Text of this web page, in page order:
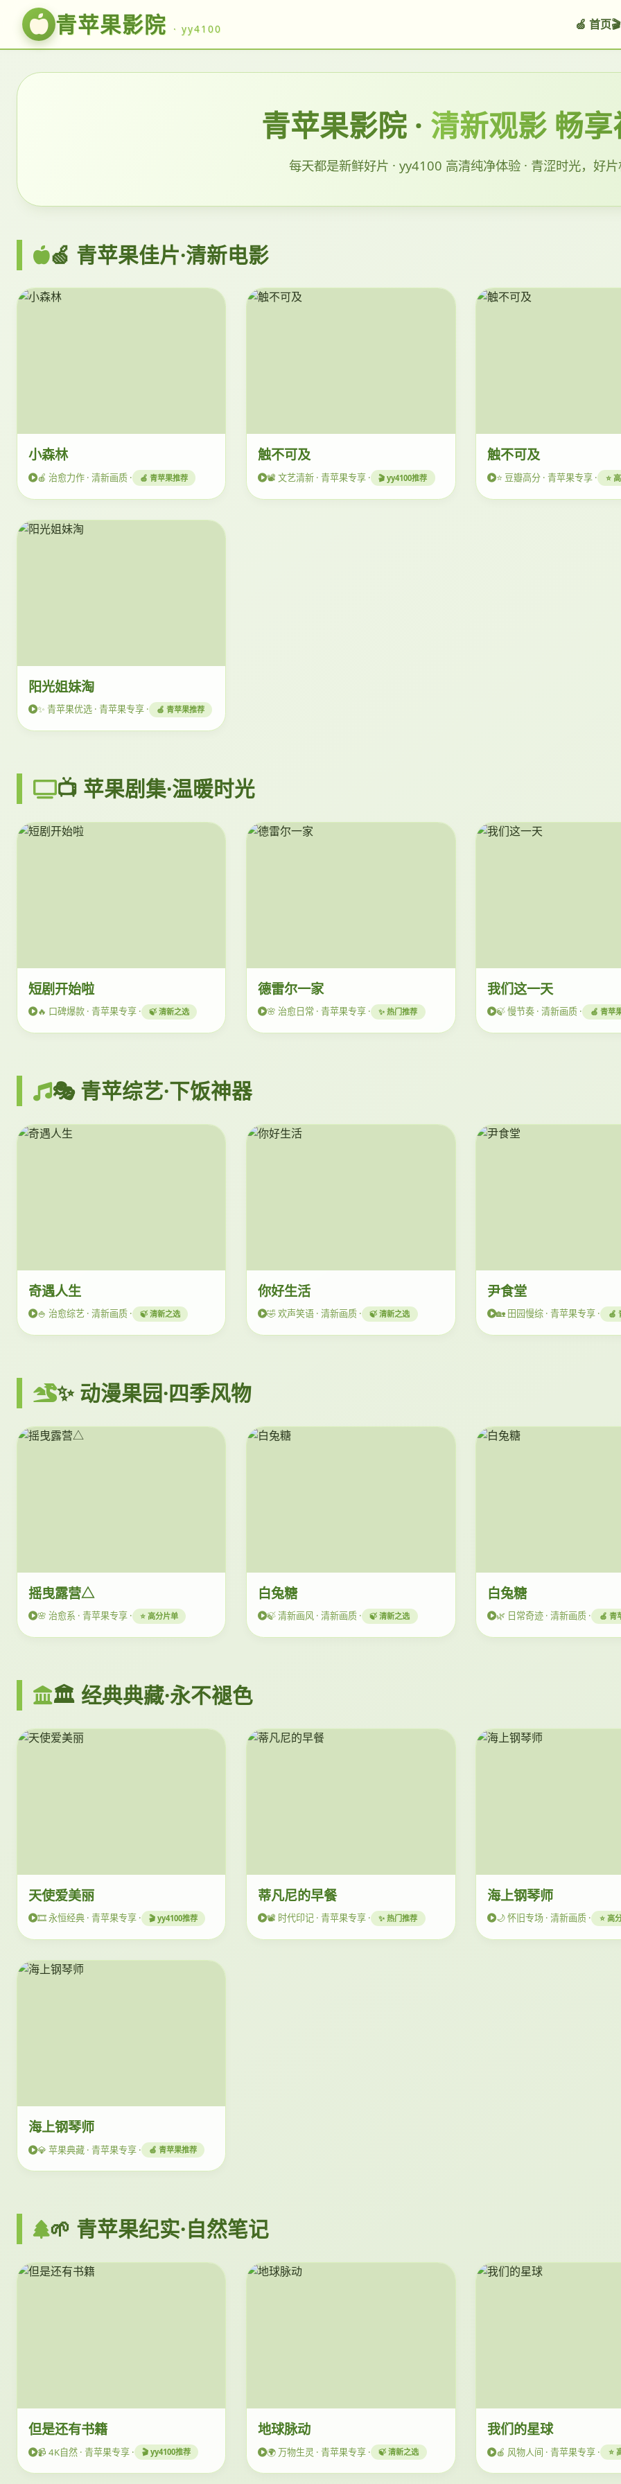
青苹果影院 · yy4100 🍏 首页
青苹果影院 · 清新观影 畅
每天都是新鲜好片 · yy4100 高清纯净体验 · 青涩时光，好
🍏 青苹果佳片·清新电影
小森林
🍎 治愈力作 · 清新画质 · 🍏 青苹果推荐
触不可及
📽️ 文艺清新 · 青苹果专享 · 🎬 yy4100推荐
触不可及
⭐ 豆瓣高分 · 青苹果专享 · ⭐
阳光姐妹淘
✨ 青苹果优选 · 青苹果专享 · 🍏 青苹果推荐
📺 苹果剧集·温暖时光
短剧开始啦
🔥 口碑爆款 · 青苹果专享 · 🍃 清新之选
德雷尔一家
🌸 治愈日常 · 青苹果专享 · ✨ 热门推荐
我们这一天
🍃 慢节奏 · 清新画质 · 🍏 青苹
🎭 青苹综艺·下饭神器
奇遇人生
🍚 治愈综艺 · 清新画质 · 🍃 清新之选
你好生活
🤣 欢声笑语 · 清新画质 · 🍃 清新之选
尹食堂
🏡 田园慢综 · 青苹果专享 · 🍏
✨ 动漫果园·四季风物
摇曳露营△
🌸 治愈系 · 青苹果专享 · ⭐ 高分片单
白兔糖
🍃 清新画风 · 清新画质 · 🍃 清新之选
白兔糖
🌿 日常奇迹 · 清新画质 · 🍏 青
🏛️ 经典典藏·永不褪色
天使爱美丽
🎞️ 永恒经典 · 青苹果专享 · 🎬 yy4100推荐
蒂凡尼的早餐
📽️ 时代印记 · 青苹果专享 · ✨ 热门推荐
海上钢琴师
🌙 怀旧专场 · 清新画质 · ⭐ 高
海上钢琴师
💎 苹果典藏 · 青苹果专享 · 🍏 青苹果推荐
🌱 青苹果纪实·自然笔记
但是还有书籍
📹 4K自然 · 青苹果专享 · 🎬 yy4100推荐
地球脉动
🌍 万物生灵 · 青苹果专享 · 🍃 清新之选
我们的星球
🍎 风物人间 · 青苹果专享 · ⭐